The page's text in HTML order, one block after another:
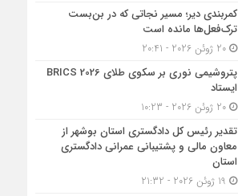
کمربندی دیر؛ مسیر نجاتی که در بن‌بست
ترک‌فعل‌ها مانده است
20 ژوئن 2026 - 20:41
پتروشیمی نوری بر سکوی طلای BRICS 2026
ایستاد
20 ژوئن 2026 - 10:23
تقدیر رئیس کل دادگستری استان بوشهر از
معاون مالی و پشتیبانی عمرانی دادگستری
استان